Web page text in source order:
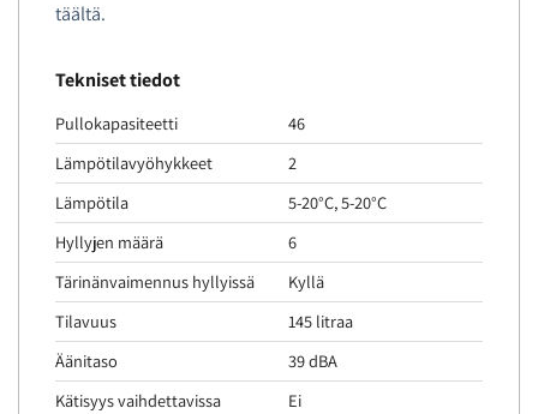
täältä.
Tekniset tiedot
Pullokapasiteetti
46
Lämpötilavyöhykkeet
2
Lämpötila
5-20°C, 5-20°C
Hyllyjen määrä
6
Tärinänvaimennus hyllyissä
Kyllä
Tilavuus
145 litraa
Äänitaso
39 dBA
Kätisyys vaihdettavissa
Ei